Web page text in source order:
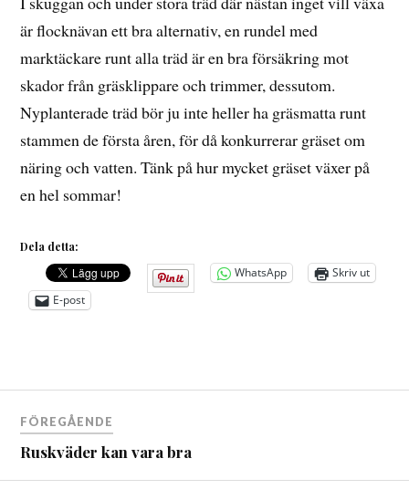
är flocknävan ett bra alternativ, en rundel med
marktäckare runt alla träd är en bra försäkring mot
skador från gräsklippare och trimmer, dessutom.
Nyplanterade träd bör ju inte heller ha gräsmatta runt
stammen de första åren, för då konkurrerar gräset om
näring och vatten. Tänk på hur mycket gräset växer på
en hel sommar!
Dela detta:
WhatsApp
Skriv ut
E-post
Inläggsnavigering
FÖREGÅENDE
Ruskväder kan vara bra